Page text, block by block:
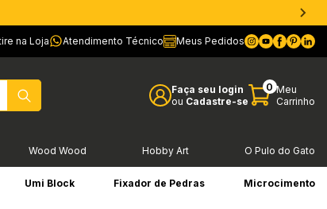
na Loja Atendimento Técnico Meus Pedidos
Faça seu login
ou Cadastre-se
0 Meu
Carrinho
Wood Wood Hobby Art O Pulo do Gato
Umi Block Fixador de Pedras Microcimento